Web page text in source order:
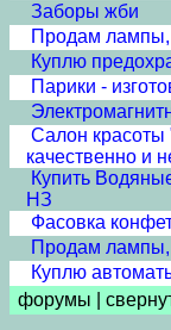
Заборы жби
Продам лампы,
Куплю
Парики -
Cалон красоты
качественно и
Купить
НЗ
Фасовка
Продам лампы,
Куплю
форумы